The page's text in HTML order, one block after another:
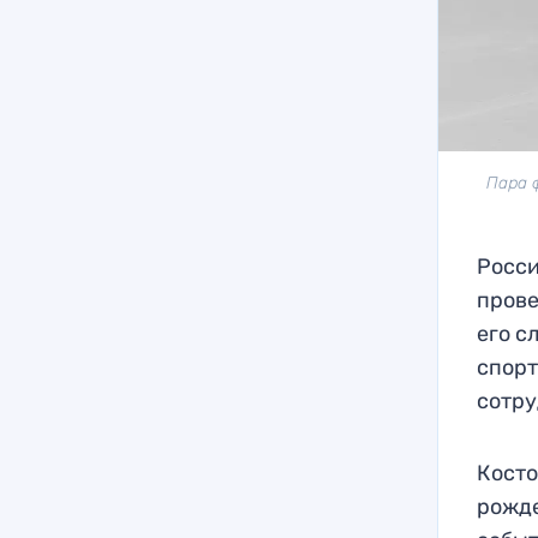
Пара
его